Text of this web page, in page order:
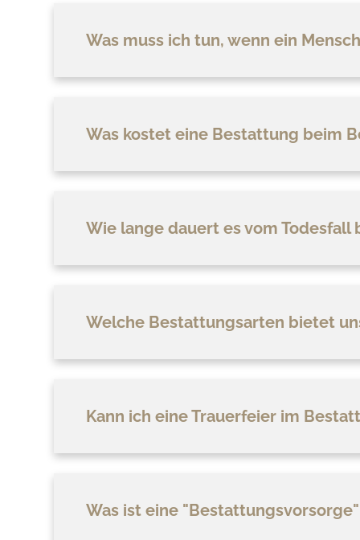
Was muss ich tun, wenn ein
Was kostet eine Bestattung beim
Wie lange dauert es vom Todesfall
Welche Bestattungsarten bietet
Kann ich eine Trauerfeier im
Was ist eine